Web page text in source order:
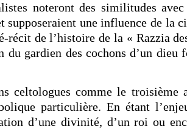
noteront des similitudes
supposeraient une influence de
récit de l’histoire de la « Razzia
du gardien des cochons d’un
celtologues comme le
particulière. En étant
d’une divinité, d’un roi ou